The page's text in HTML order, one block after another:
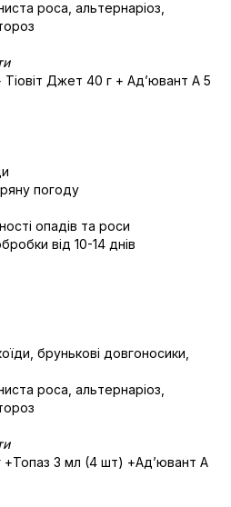
роса, альтернаріоз,
Джет 40 г + Адʼювант А 5
погоду
опадів та роси
від 10-14 днів
брунькові довгоносики,
роса, альтернаріоз,
3 мл (4 шт) +Адʼювант А